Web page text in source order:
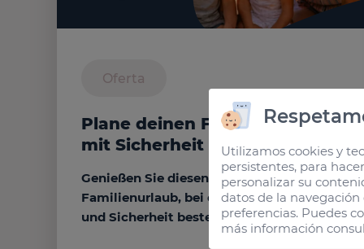
Oferta
Plane deinen Familienurlaub
mit Sicherheit
Genießen Sie diesen Sommer einen
Familienurlaub, bei dem für Ihre Ruhe
und Sicherheit bestens gesorgt ist.
Utilizamos cookies y
persistentes, para
personalizar su
datos de la
preferencias. Puedes
más información